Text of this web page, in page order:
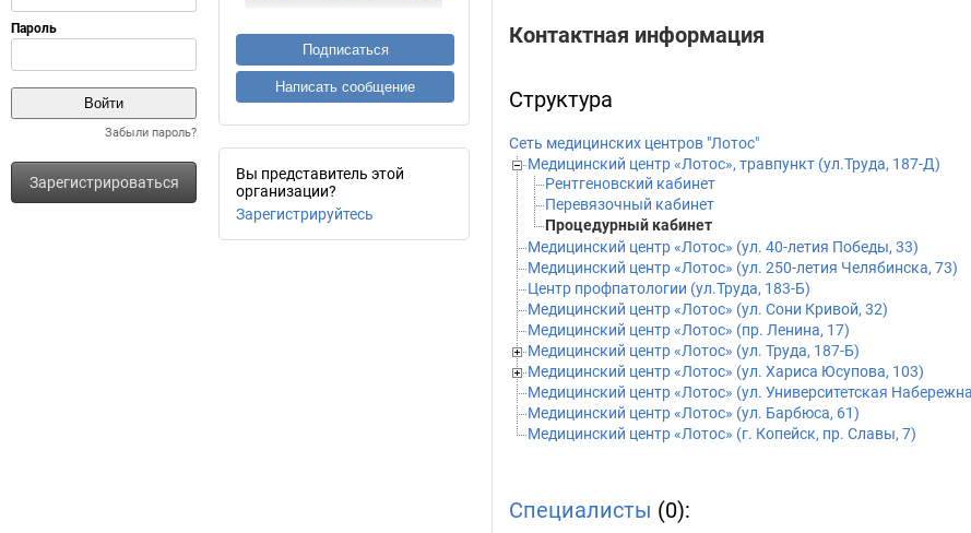
Забыли пароль?
Зарегистрироваться
Подписаться
Написать сообщение
Вы представитель этой
организации?
Зарегистрируйтесь
Контактная информация
Структура
Сеть медицинских центров "Лотос"
Медицинский центр «Лотос», травпункт (ул.Труда, 187-Д)
Рентгеновский кабинет
Перевязочный кабинет
Процедурный кабинет
Медицинский центр «Лотос» (ул. 40-летия Победы, 33)
Медицинский центр «Лотос» (ул. 250-летия Челябинска, 73)
Центр профпатологии (ул.Труда, 183-Б)
Медицинский центр «Лотос» (ул. Сони Кривой, 32)
Медицинский центр «Лотос» (пр. Ленина, 17)
Медицинский центр «Лотос» (ул. Труда, 187-Б)
Медицинский центр «Лотос» (ул. Хариса Юсупова, 103)
Медицинский центр «Лотос» (ул. Университетская
Медицинский центр «Лотос» (ул. Барбюса, 61)
Медицинский центр «Лотос» (г. Копейск, пр. Славы, 7)
Специалисты (0):